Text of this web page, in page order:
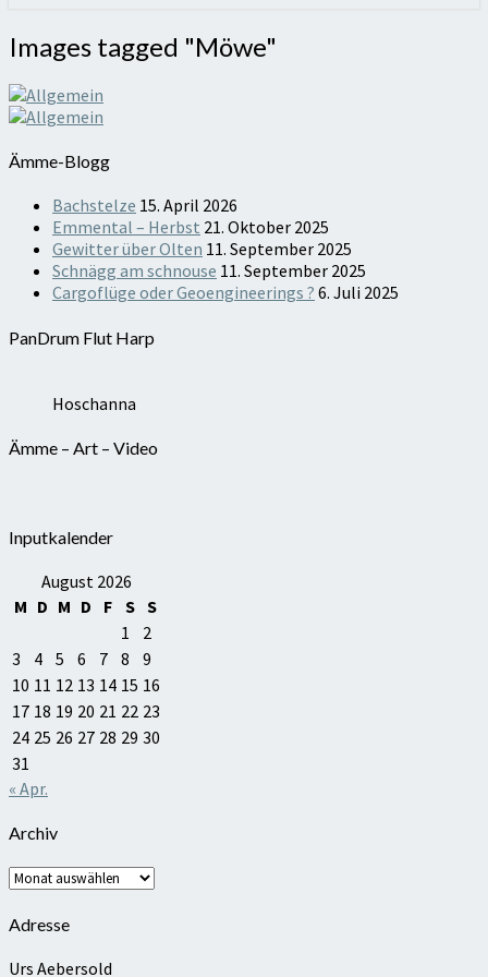
Images
tagged
"Möwe"
Images tagged "Möwe"
Ämme-Blogg
Bachstelze 15. April 2026
Emmental – Herbst 21. Oktober 2025
Gewitter über Olten 11. September 2025
Schnägg am schnouse 11. September 2025
Cargoflüge oder Geoengineerings ? 6. Juli 2025
PanDrum Flut Harp
Hoschanna
Ämme – Art – Video
Inputkalender
August 2026
M D M D F S S
1
2
3
4 5 6 7 8
9
10 11 12 13 14 15 16
17 18 19 20 21 22 23
24 25 26 27 28 29 30
31
« Apr.
Archiv
Archiv
Adresse
Urs Aebersold